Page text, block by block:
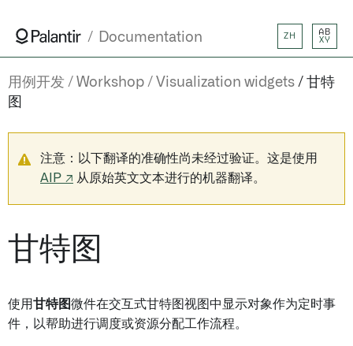
Documentation ZH
AB
XY
用例开发 Workshop Visualization widgets
甘特
图
注意：以下翻译的准确性尚未经过验证。这是使用
AIP ↗ 从原始英文文本进行的机器翻译。
甘特图
使用甘特图微件在交互式甘特图视图中显示对象作为定时事
件，以帮助进行调度或资源分配工作流程。